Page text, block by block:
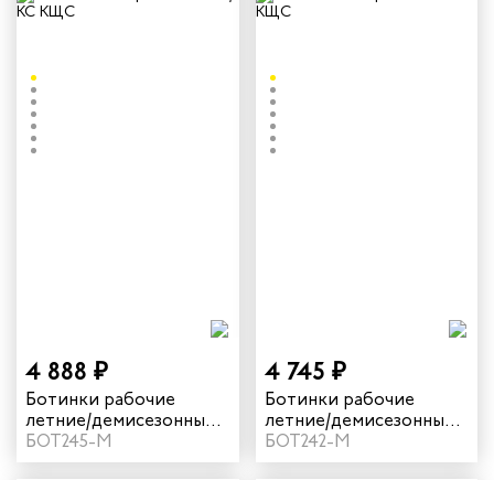
4 888 ₽
Ботинки рабочие
летние/демисезонные
"Нитро МАКС" с КП/КС
КЩС цвет черный
БОТ245-М
4 745 ₽
Ботинки рабочие
летние/демисезонные
"Нитро МАКС" с КП
КЩС цвет черный
БОТ242-М